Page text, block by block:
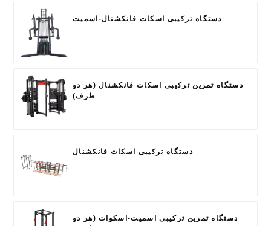
دستگاه ترکیبی اسکات فانکشنال-اسمیت
دستگاه تمرین ترکیبی اسکات فانکشنال (هر دو
طرف)
دستگاه ترکیبی اسکات فانکشنال
دستگاه تمرین ترکیبی اسمیت-اسکوات (هر دو